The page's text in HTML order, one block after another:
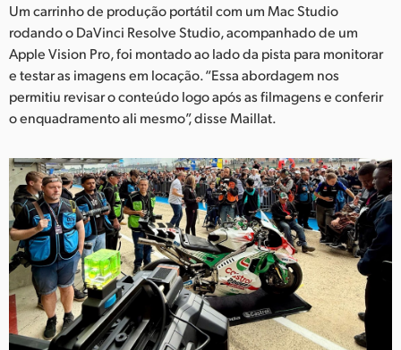
Um carrinho de produção portátil com um Mac Studio
rodando o DaVinci Resolve Studio, acompanhado de um
Apple Vision Pro, foi montado ao lado da pista para monitorar
e testar as imagens em locação. “Essa abordagem nos
permitiu revisar o conteúdo logo após as filmagens e conferir
o enquadramento ali mesmo”, disse Maillat.